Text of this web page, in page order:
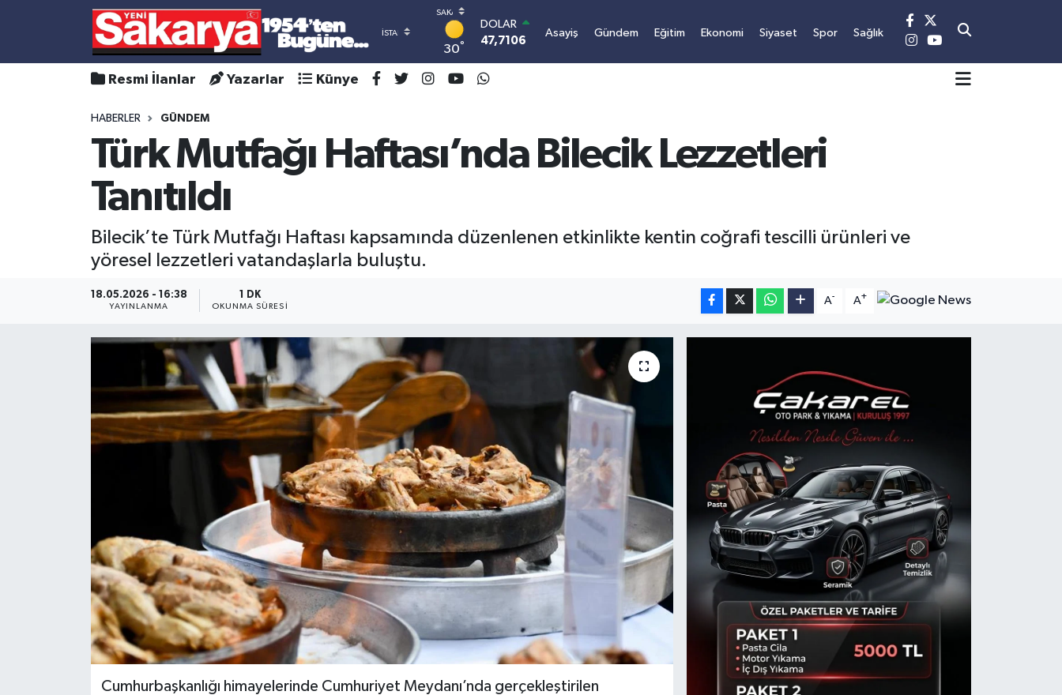
30°
DOLAR
47,7106
55,1652
6618.49
2.12
BİST100
Asayiş Gündem Eğitim Ekonomi Siyaset Spor Sağlık
Resmi İlanlar Yazarlar Künye
HABERLER GÜNDEM
Türk Mutfağı Haftası’nda Bilecik Lezzetleri
Tanıtıldı
Bilecik’te Türk Mutfağı Haftası kapsamında düzenlenen etkinlikte kentin coğrafi tescilli ürünleri ve
yöresel lezzetleri vatandaşlarla buluştu.
18.05.2026 - 16:38
YAYINLANMA
1 DK
OKUNMA SÜRESI
A- A+
Cumhurbaşkanlığı himayelerinde Cumhuriyet Meydanı’nda gerçekleştirilen